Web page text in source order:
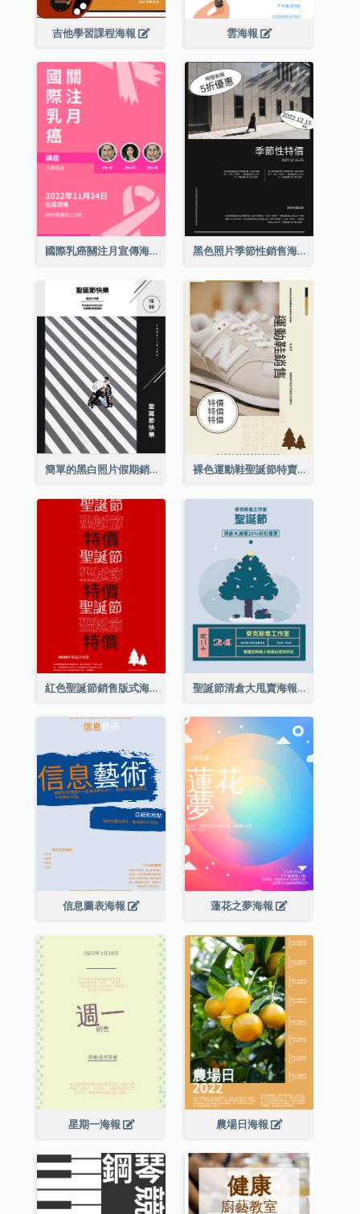
吉他學習課程海報 雲海報
國際乳癌關注月宣傳海報 黑色照片季節性銷售海報
簡單的黑白照片假期銷售海報 裸色運動鞋聖誕節特賣海報
紅色聖誕節銷售版式海報 聖誕節清倉大甩賣海報
信息圖表海報 蓮花之夢海報
星期一海報 農場日海報